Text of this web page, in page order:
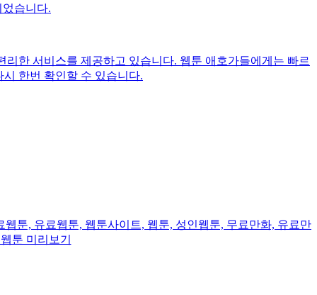
습니다.
한 서비스를 제공하고 있습니다. 웹툰 애호가들에게는 빠르
한번 확인할 수 있습니다.
툰, 유료웹툰, 웹툰사이트, 웹툰, 성인웹툰, 무료만화, 유료만
툰 미리보기